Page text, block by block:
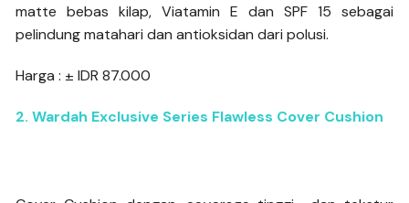
matte bebas kilap, Viatamin E dan SPF 15 sebagai
pelindung matahari dan antioksidan dari polusi.
Harga : ± IDR 87.000
2. Wardah Exclusive Series Flawless Cover Cushion